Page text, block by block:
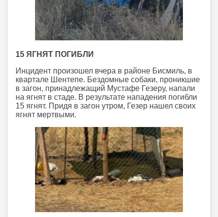
15 ЯГНЯТ ПОГИБЛИ
Инцидент произошел вчера в районе Бисмиль, в
квартале Шентепе. Бездомные собаки, проникшие
в загон, принадлежащий Мустафе Гезеру, напали
на ягнят в стаде. В результате нападения погибли
15 ягнят. Придя в загон утром, Гезер нашел своих
ягнят мертвыми.